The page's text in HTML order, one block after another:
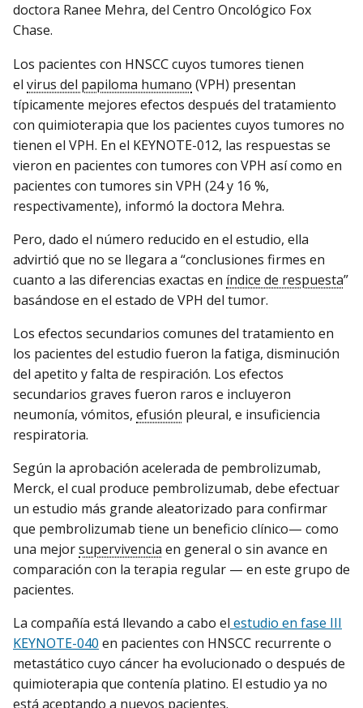
doctora Ranee Mehra, del Centro Oncológico Fox
Chase.
Los pacientes con HNSCC cuyos tumores tienen
el virus del papiloma humano (VPH) presentan
típicamente mejores efectos después del tratamiento
con quimioterapia que los pacientes cuyos tumores no
tienen el VPH. En el KEYNOTE-012, las respuestas se
vieron en pacientes con tumores con VPH así como en
pacientes con tumores sin VPH (24 y 16 %,
respectivamente), informó la doctora Mehra.
Pero, dado el número reducido en el estudio, ella
advirtió que no se llegara a “conclusiones firmes en
cuanto a las diferencias exactas en índice de respuesta”
basándose en el estado de VPH del tumor.
Los efectos secundarios comunes del tratamiento en
los pacientes del estudio fueron la fatiga, disminución
del apetito y falta de respiración. Los efectos
secundarios graves fueron raros e incluyeron
neumonía, vómitos, efusión pleural, e insuficiencia
respiratoria.
Según la aprobación acelerada de pembrolizumab,
Merck, el cual produce pembrolizumab, debe efectuar
un estudio más grande aleatorizado para confirmar
que pembrolizumab tiene un beneficio clínico— como
una mejorsupervivencia en general o sin avance en
comparación con la terapia regular — en este grupo de
pacientes.
La compañía está llevando a cabo el estudio en fase III
KEYNOTE-040 en pacientes con HNSCC recurrente o
metastático cuyo cáncer ha evolucionado o después de
quimioterapia que contenía platino. El estudio ya no
está aceptando a nuevos pacientes.